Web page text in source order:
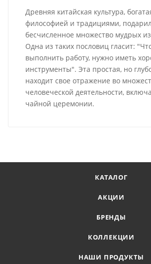
Древняя китайская культура,
философией и традициями,
бесчисленное множество мудрых
Одна из таких пословиц гласит:
выполнить работу, нужно иметь
инструменты". Эта простая, но
находит свое отражение во
человеческой деятельности,
чайной церемонии.
КАТАЛОГ
АКЦИИ
БРЕНДЫ
КОЛЛЕКЦИИ
НАШИ ПРОДУКТЫ